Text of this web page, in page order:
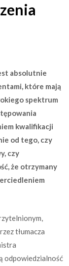
absolutnie
które mają
spektrum
kwalifikacji
od tego, czy
czy
że otrzymany
tłumacza
odpowiedzialność